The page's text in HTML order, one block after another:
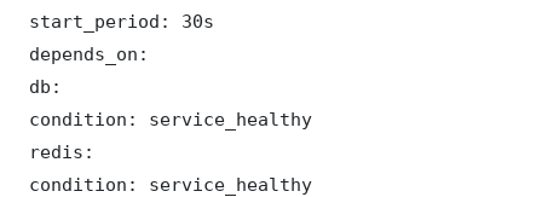
start_period: 30s
depends_on:
db:
condition: service_healthy
redis:
condition: service_healthy